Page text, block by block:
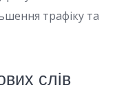
трафіку та
слів